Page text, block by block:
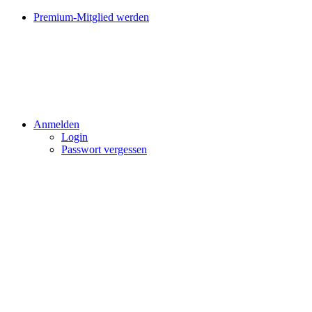
Premium-Mitglied werden
Anmelden
Login
Passwort vergessen